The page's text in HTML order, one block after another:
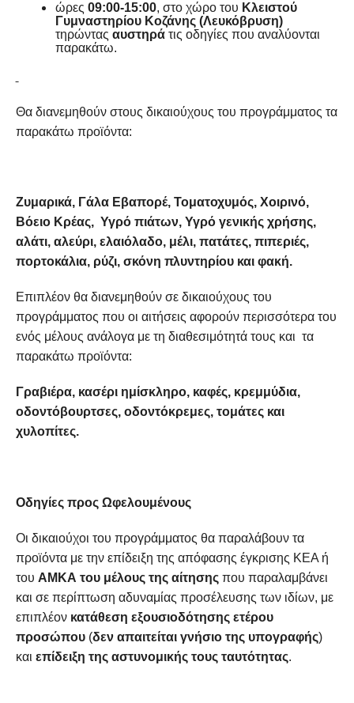
ώρες 09:00-15:00, στο χώρο του Κλειστού
Γυμναστηρίου Κοζάνης (Λευκόβρυση)
τηρώντας αυστηράτις οδηγίες που αναλύονται
παρακάτω.
Θα διανεμηθούν στους δικαιούχους του προγράμματος τα
παρακάτω προϊόντα:
Ζυμαρικά, Γάλα Εβαπορέ, Τοματοχυμός, Χοιρινό,
Βόειο Κρέας, Υγρό πιάτων, Υγρό γενικής χρήσης,
αλάτι, αλεύρι, ελαιόλαδο, μέλι, πατάτες, πιπεριές,
πορτοκάλια, ρύζι, σκόνη πλυντηρίου και φακή.
Επιπλέον θα διανεμηθούν σε δικαιούχους του
προγράμματος που οι αιτήσεις αφορούν περισσότερα του
ενός μέλους ανάλογα με τη διαθεσιμότητά τους και τα
παρακάτω προϊόντα:
Γραβιέρα, κασέρι ημίσκληρο, καφές, κρεμμύδια,
οδοντόβουρτσες, οδοντόκρεμες, τομάτες και
χυλοπίτες.
Οδηγίες προς Ωφελουμένους
Οι δικαιούχοι του προγράμματος θα παραλάβουν τα
προϊόντα με την επίδειξη της απόφασης έγκρισης ΚΕΑ ή
του ΑΜΚΑ του μέλους της αίτησηςπου παραλαμβάνει
και σε περίπτωση αδυναμίας προσέλευσης των ιδίων, με
επιπλέον κατάθεση εξουσιοδότησης ετέρου
προσώπου(δεν απαιτείται γνήσιο της υπογραφής)
και επίδειξη της αστυνομικής τους ταυτότητας.